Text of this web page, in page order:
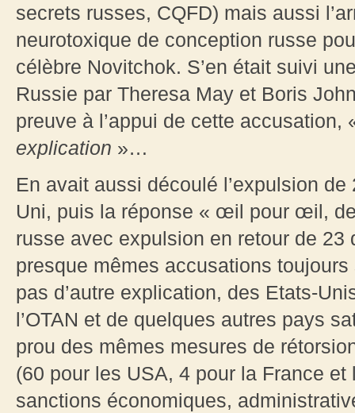
secrets russes, CQFD) mais aussi
neurotoxique de conception russe
célèbre Novitchok. S’en était suivi
Russie par Theresa May et Boris
preuve à l’appui de cette accusation,
explication »…
En avait aussi découlé l’expulsion
Uni, puis la réponse « œil pour œil,
russe avec expulsion en retour de
presque mêmes accusations toujours
pas d’autre explication, des Etats-
l’OTAN et de quelques autres pays
prou des mêmes mesures de
(60 pour les USA, 4 pour la France et
sanctions économiques,